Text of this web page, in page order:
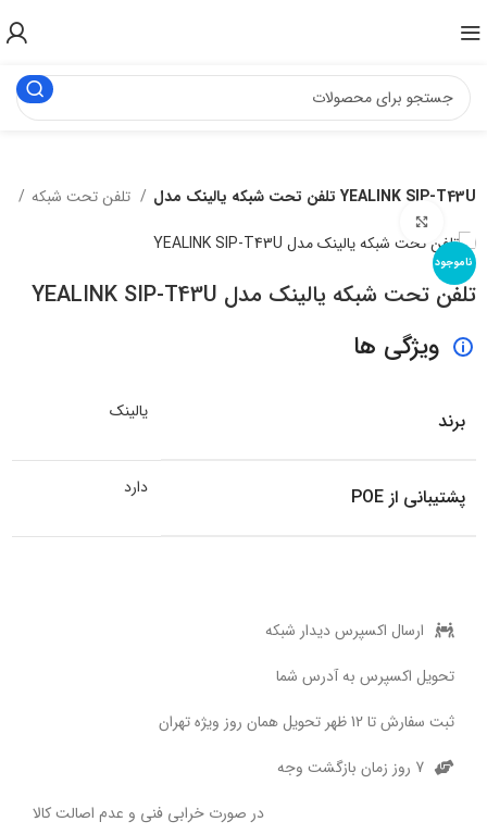
تلفن تحت شبکه تلفن تحت شبکه یالینک مدل YEALINK SIP-T43U
ناموجود
تلفن تحت شبکه یالینک مدل YEALINK SIP-T43U
ویژگی ها
برند یالینک
پشتیبانی از POE دارد
ارسال اکسپرس دیدار شبکه
تحویل اکسپرس به آدرس شما
ثبت سفارش تا 12 ظهر تحویل همان روز ویژه تهران
7 روز زمان بازگشت وجه
در صورت خرابی فنی و عدم اصالت کالا